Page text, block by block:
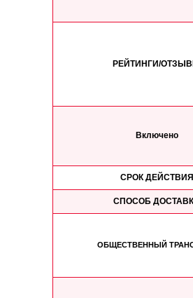
РЕЙТИНГИ/
Включено
СРОК ДЕЙСТВИЯ
СПОСОБ
ОБЩЕСТВЕННЫЙ